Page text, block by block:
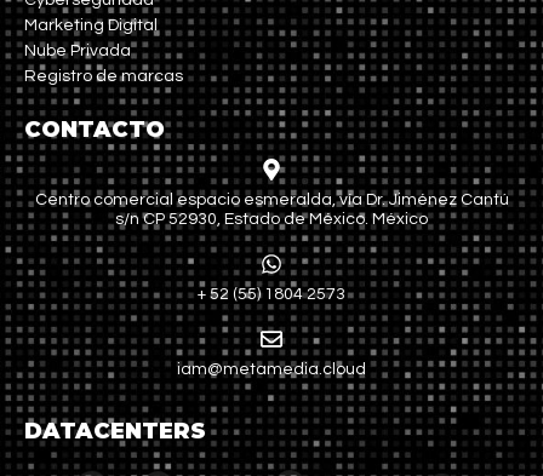
Marketing Digital
Nube Privada
Registro de marcas
CONTACTO
Centro comercial espacio esmeralda, vía Dr. Jiménez Cantú
s/n CP 52930, Estado de México. México
+ 52 (55) 1804 2573
iam@metamedia.cloud
DATACENTERS